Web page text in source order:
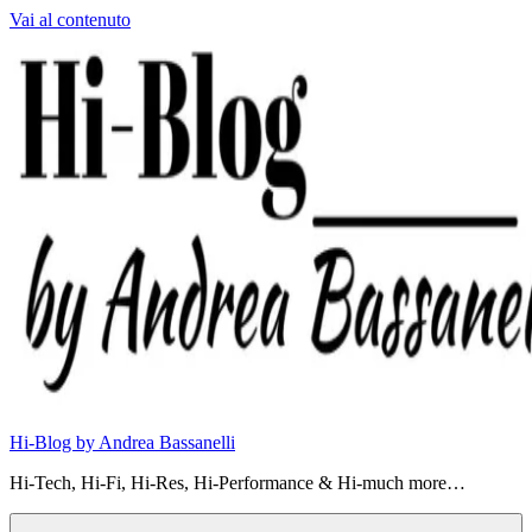
Vai al contenuto
Hi-Blog by Andrea Bassanelli
Hi-Tech, Hi-Fi, Hi-Res, Hi-Performance & Hi-much more…